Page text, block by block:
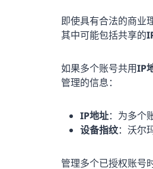
即使具有合法的商业
其中可能包括共享的
如果多个账号共用IP
管理的信息：
IP地址：为多个
设备指纹：沃尔
管理多个已授权账号